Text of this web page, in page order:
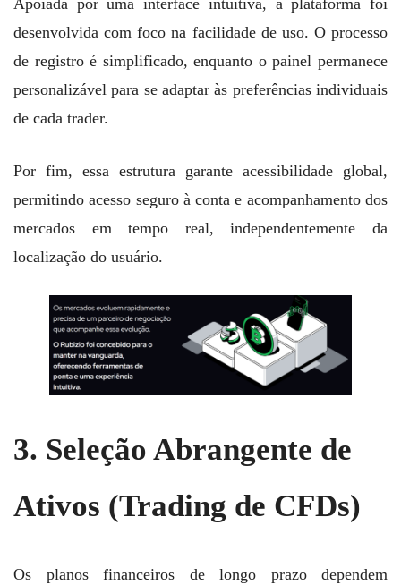
desenvolvida com foco na facilidade de uso. O processo
de registro é simplificado, enquanto o painel permanece
personalizável para se adaptar às preferências individuais
de cada trader.
Por fim, essa estrutura garante acessibilidade global,
permitindo acesso seguro à conta e acompanhamento dos
mercados em tempo real, independentemente da
localização do usuário.
3. Seleção Abrangente de
Ativos (Trading de CFDs)
Os planos financeiros de longo prazo dependem